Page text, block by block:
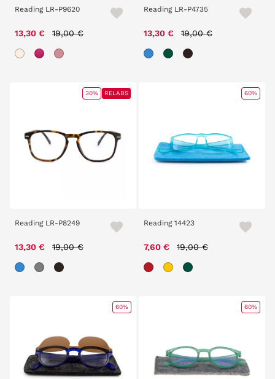
Reading LR-P9620
13,30 € Price reduced from
19,00 €
Reading LR-P4735
13,30 € Price reduced from
19,00 €
Reading LR-P8249
13,30 € Price reduced from
19,00 €
30% RELABS
Reading 14423
7,60 € Price reduced from
19,00 €
60%
60% 60%